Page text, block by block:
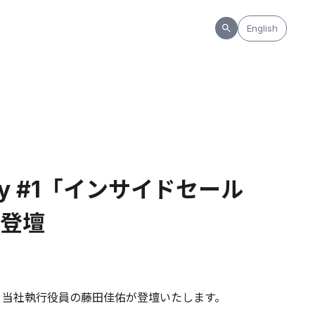
English
#1「インサイドセール
壇
執行役員の藤田佳佑が登壇いたします。